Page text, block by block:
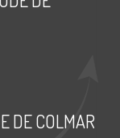
DE COLMAR